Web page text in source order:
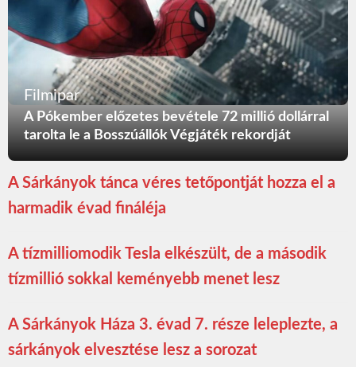
Filmipar
A Pókember előzetes bevétele 72 millió dollárral
tarolta le a Bosszúállók Végjáték rekordját
A Sárkányok tánca véres tetőpontját hozza el a
harmadik évad fináléja
A tízmilliomodik Tesla elkészült, de a második
tízmillió sokkal keményebb menet lesz
A Sárkányok Háza 3. évad 7. része leleplezte, a
sárkányok elvesztése lesz a sorozat